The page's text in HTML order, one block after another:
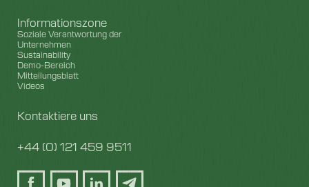
Informationszone
Soziale Verantwortung der
Unternehmen
Sustainability
Demo-Bereich
Mitteilungsblatt
Videos
Kontaktiere uns
+44 (0) 121 459 9511